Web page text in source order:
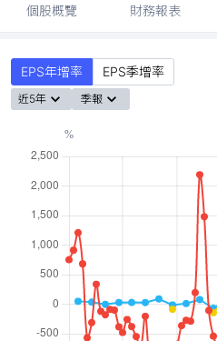
個股概覽 財務報表
EPS年增率 EPS季增率
近5年 季報